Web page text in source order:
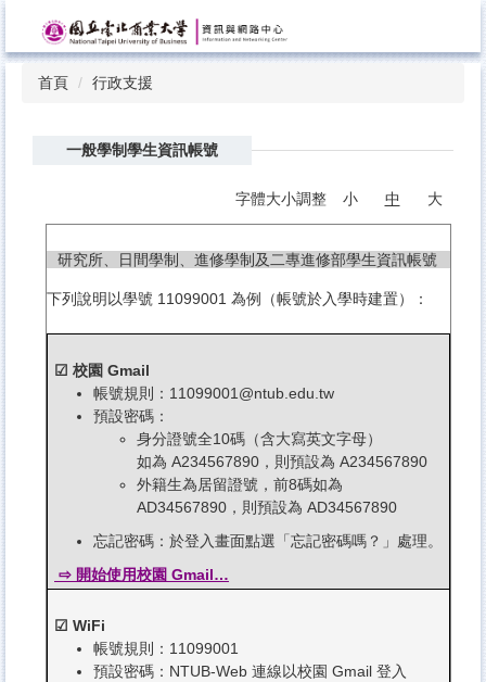
主
首頁 行政支援
一般學制學生資訊帳號
字體大小調整 小 中 大
研究所、日間學制、進修學制及二專進修部學生資訊帳號
下列說明以學號 11099001 為例（帳號於入學時建置）：
☑ 校園 Gmail
帳號規則：11099001@ntub.edu.tw
預設密碼：
身分證號全10碼（含大寫英文字母）
如為 A234567890，則預設為 A234567890
外籍生為居留證號，前8碼如為
AD34567890，則預設為 AD34567890
忘記密碼：於登入畫面點選「忘記密碼嗎？」處理。
⇨ 開始使用校園 Gmail…
☑ WiFi
帳號規則：11099001
預設密碼：NTUB-Web 連線以校園 Gmail 登入